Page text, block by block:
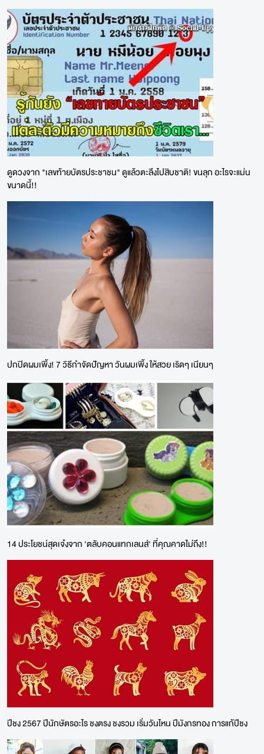
ดูดวงจาก "เลขท้ายบัตรประชาชน" ดูแล้วตะลึงไปสิบชาติ! ขนลุก อะไรจะแม่น
ขนาดนี้!!
ปกปิดผมเพิ้ง! 7 วิธีกำจัดปัญหา วันผมเพิ้ง ให้สวย เริดๆ เนียนๆ
14 ประโยชน์สุดเจ๋งจาก 'ตลับคอนแทกเลนส์' ที่คุณคาดไม่ถึง!!
ปีชง 2567 ปีนักษัตรอะไร ชงตรง ชงรวม เริ่มวันไหน ปีมังกรทอง การแก้ปีชง